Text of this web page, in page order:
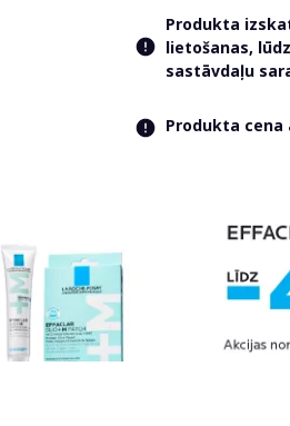
Produkta
lietošanas,
sastāvdaļu
Produkta